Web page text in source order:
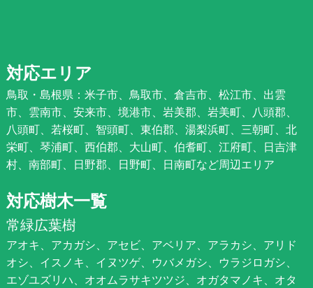
対応エリア
鳥取・島根県：米子市、鳥取市、倉吉市、松江市、出雲
市、雲南市、安来市、境港市、岩美郡、岩美町、八頭郡、
八頭町、若桜町、智頭町、東伯郡、湯梨浜町、三朝町、北
栄町、琴浦町、西伯郡、大山町、伯耆町、江府町、日吉津
村、南部町、日野郡、日野町、日南町など周辺エリア
対応樹木一覧
常緑広葉樹
アオキ、アカガシ、アセビ、アベリア、アラカシ、アリド
オシ、イスノキ、イヌツゲ、ウバメガシ、ウラジロガシ、
エゾユズリハ、オオムラサキツツジ、オガタマノキ、オタ